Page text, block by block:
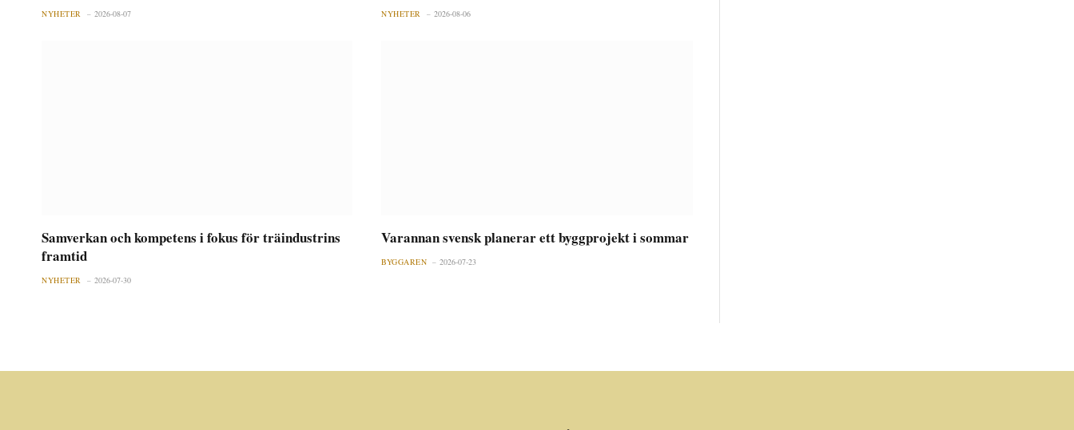
NYHETER 2026-08-07 NYHETER 2026-08-06
Samverkan och kompetens i fokus för träindustrins
framtid
NYHETER 2026-07-30
Varannan svensk planerar ett byggprojekt i sommar
BYGGAREN 2026-07-23